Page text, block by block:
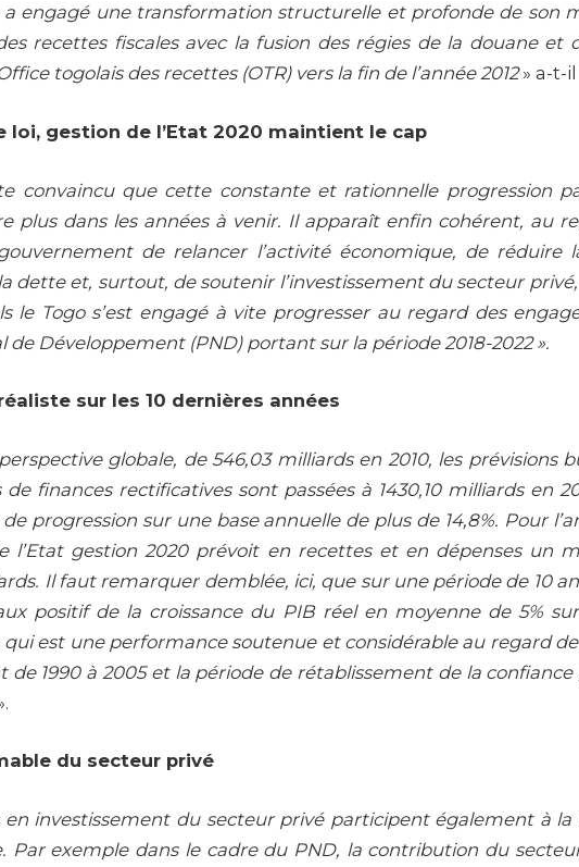
a engagé une transformation structurelle et profonde de son
recettes fiscales avec la fusion des régies de la douane et
togolais des recettes (OTR) vers la fin de l’année 2012» a-t-
loi, gestion de l’Etat 2020 maintient le cap
convaincu que cette constante et rationnelle progression
plus dans les années à venir. Il apparaît enfin cohérent, au
de relancer l’activité économique, de réduire
dette et, surtout, de soutenir l’investissement du secteur
le Togo s’est engagé à vite progresser au regard des
de Développement (PND) portant sur la période 2018-2022 ».
sur les 10 dernières années
globale, de 546,03 milliards en 2010, les prévisions
de finances rectificatives sont passées à 1430,10 milliards en
progression sur une base annuelle de plus de 14,8%. Pour
l’Etat gestion 2020 prévoit en recettes et en dépenses un
Il faut remarquer demblée, ici, que sur une période de 10
positif de la croissance du PIB réel en moyenne de 5%
qui est une performance soutenue et considérable au regard
de 1990 à 2005 et la période de rétablissement de la confiance
du secteur privé
en investissement du secteur privé participent également à la
Par exemple dans le cadre du PND, la contribution du